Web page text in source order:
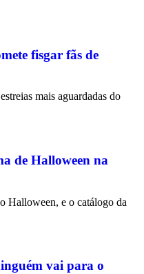
fisgar fãs de
mais aguardadas do
de Halloween na
Halloween, e o catálogo da
vai para o